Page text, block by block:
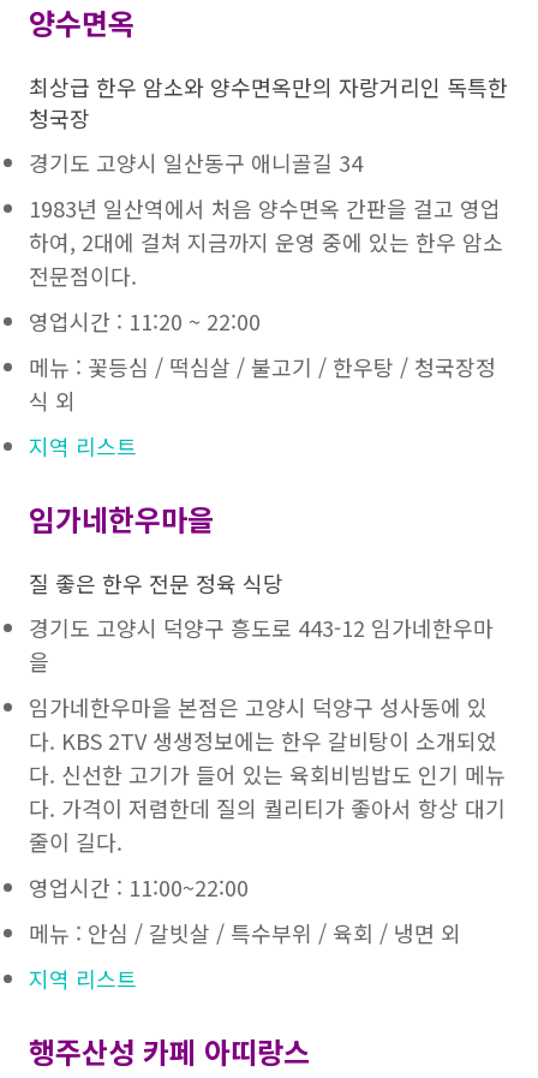
양수면옥
최상급 한우 암소와 양수면옥만의 자랑거리인 독특한
청국장
경기도 고양시 일산동구 애니골길 34
1983년 일산역에서 처음 양수면옥 간판을 걸고 영업
하여, 2대에 걸쳐 지금까지 운영 중에 있는 한우 암소
전문점이다.
영업시간 : 11:20 ~ 22:00
메뉴 : 꽃등심 / 떡심살 / 불고기 / 한우탕 / 청국장정
식 외
지역 리스트
임가네한우마을
질 좋은 한우 전문 정육 식당
경기도 고양시 덕양구 흥도로 443-12 임가네한우마
을
임가네한우마을 본점은 고양시 덕양구 성사동에 있
다. KBS 2TV 생생정보에는 한우 갈비탕이 소개되었
다. 신선한 고기가 들어 있는 육회비빔밥도 인기 메뉴
다. 가격이 저렴한데 질의 퀄리티가 좋아서 항상 대기
줄이 길다.
영업시간 : 11:00~22:00
메뉴 : 안심 / 갈빗살 / 특수부위 / 육회 / 냉면 외
지역 리스트
행주산성 카페 아띠랑스